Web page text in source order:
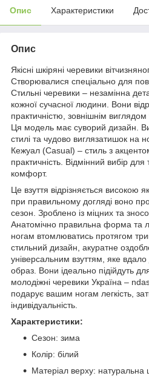
Опис Характеристики
Опис
Якісні шкіряні черевики
Створювалися спеціально для
Стильні черевики – незамінна
кожної сучасної людини. Вони
практичністю, зовнішнім
Ця модель має суворий дизайн.
стилі та чудово виглязатишок на
Кежуал (Casual) – стиль з
практичність. Відмінний вибір для
комфорт.
Це взуття відрізняється високою
при правильному догляді воно
сезон. Зроблено із міцних та
Анатомічно правильна форма та
ногам втомлюватись протягом
стильний дизайн, акуратне
універсальним взуттям, яке
образ. Вони ідеально підійдуть
молодіжні черевики Україна –
подарує вашим ногам легкість,
індивідуальність.
Характеристики:
Сезон: зима
Колір: білий
Матеріал верху: натуральна